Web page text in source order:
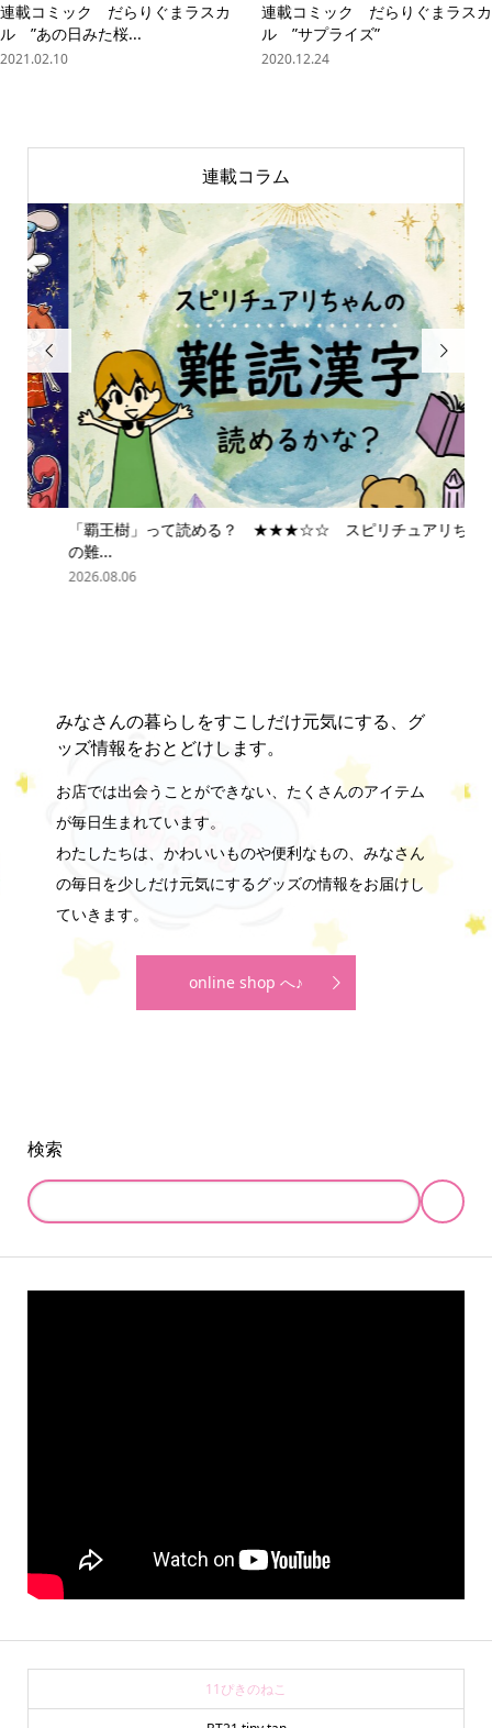
連載コミック だらりぐまラスカ
ル ”あの日みた桜...
2021.02.10
連載コミック だらりぐまラスカ
ル ”サプライズ”
2020.12.24
連載コラム

「覇王樹」って読める？ ★★★☆☆ スピリチュアリちゃん
の難...
2026.08.06

みなさんの暮らしをすこしだけ元気にする、グ
ッズ情報をおとどけします。
お店では出会うことができない、たくさんのアイテム
が毎日生まれています。
わたしたちは、かわいいものや便利なもの、みなさん
の毎日を少しだけ元気にするグッズの情報をお届けし
ていきます。
online shop へ♪
検索
11ぴきのねこ